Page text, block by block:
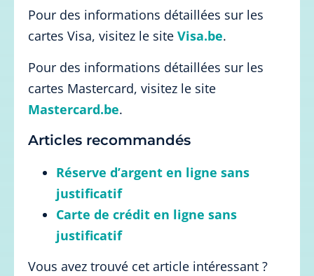
Pour des informations détaillées sur les
cartes Visa, visitez le site Visa.be.
Pour des informations détaillées sur les
cartes Mastercard, visitez le site
Mastercard.be.
Articles recommandés
Réserve d’argent en ligne sans
justificatif
Carte de crédit en ligne sans
justificatif
Vous avez trouvé cet article intéressant ?